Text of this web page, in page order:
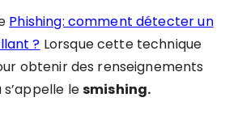
Phishing: comment détecter un
? Lorsque cette technique
obtenir des renseignements
lesmishing.